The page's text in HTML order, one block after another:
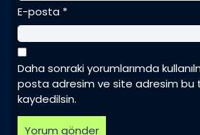
E-posta *
Daha sonraki yorumlarımda
posta adresim ve site adresim bu
kaydedilsin.